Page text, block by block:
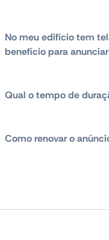
No meu edifício tem
benefício para
Qual o tempo de
Como renovar o